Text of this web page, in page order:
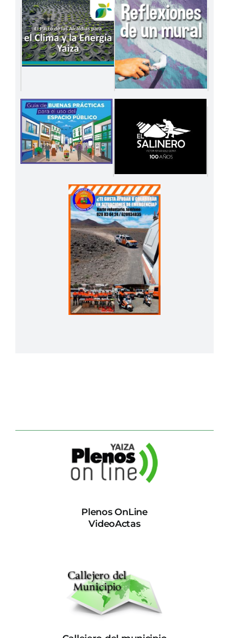
Plenos OnLine
VideoActas